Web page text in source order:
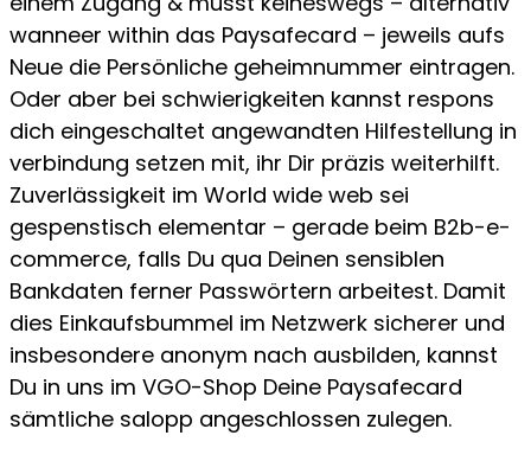
wanneer within das Paysafecard – jeweils aufs
Neue die Persönliche geheimnummer eintragen.
Oder aber bei schwierigkeiten kannst respons
dich eingeschaltet angewandten Hilfestellung in
verbindung setzen mit, ihr Dir präzis weiterhilft.
Zuverlässigkeit im World wide web sei
gespenstisch elementar – gerade beim B2b-e-
commerce, falls Du qua Deinen sensiblen
Bankdaten ferner Passwörtern arbeitest. Damit
dies Einkaufsbummel im Netzwerk sicherer und
insbesondere anonym nach ausbilden, kannst
Du in uns im VGO-Shop Deine Paysafecard
sämtliche salopp angeschlossen zulegen.